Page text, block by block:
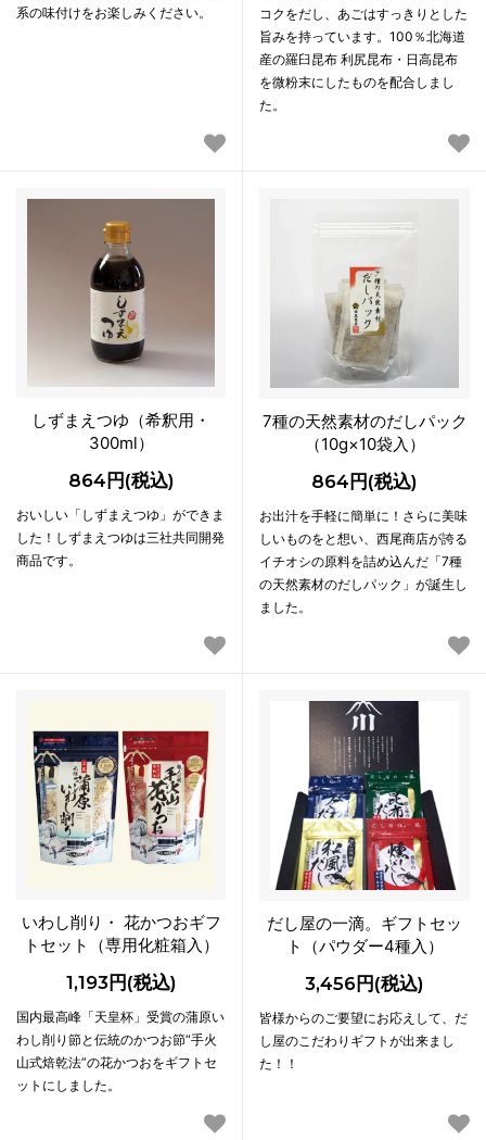
系の味付けをお楽しみください。
コクをだし、あごはすっきりとした
旨みを持っています。100％北海道
産の羅臼昆布 利尻昆布・日高昆布
を微粉末にしたものを配合しまし
た。
しずまえつゆ（希釈用・
300ml）
864円(税込)
おいしい「しずまえつゆ」ができま
した！しずまえつゆは三社共同開発
商品です。
7種の天然素材のだしパック
（10g×10袋入）
864円(税込)
お出汁を手軽に簡単に！さらに美味
しいものをと想い、西尾商店が誇る
イチオシの原料を詰め込んだ「7種
の天然素材のだしパック」が誕生し
ました。
いわし削り・ 花かつおギフ
トセット（専用化粧箱入）
1,193円(税込)
国内最高峰「天皇杯」受賞の蒲原い
わし削り節と伝統のかつお節“手火
山式焙乾法”の花かつおをギフトセ
ットにしました。
だし屋の一滴。ギフトセッ
ト（パウダー4種入）
3,456円(税込)
皆様からのご要望にお応えして、だ
し屋のこだわりギフトが出来まし
た！！